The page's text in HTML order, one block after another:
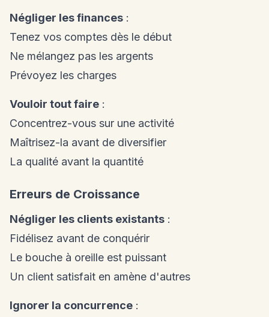
Négliger les finances :
Tenez vos comptes dès le début
Ne mélangez pas les argents
Prévoyez les charges
Vouloir tout faire :
Concentrez-vous sur une activité
Maîtrisez-la avant de diversifier
La qualité avant la quantité
Erreurs de Croissance
Négliger les clients existants :
Fidélisez avant de conquérir
Le bouche à oreille est puissant
Un client satisfait en amène d'autres
Ignorer la concurrence :